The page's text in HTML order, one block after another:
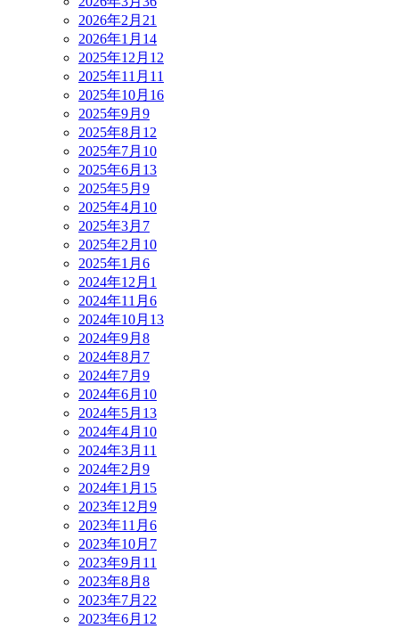
2026年2月 21
2026年1月 14
2025年12月 12
2025年11月 11
2025年10月 16
2025年9月 9
2025年8月 12
2025年7月 10
2025年6月 13
2025年5月 9
2025年4月 10
2025年3月 7
2025年2月 10
2025年1月 6
2024年12月 1
2024年11月 6
2024年10月 13
2024年9月 8
2024年8月 7
2024年7月 9
2024年6月 10
2024年5月 13
2024年4月 10
2024年3月 11
2024年2月 9
2024年1月 15
2023年12月 9
2023年11月 6
2023年10月 7
2023年9月 11
2023年8月 8
2023年7月 22
2023年6月 12